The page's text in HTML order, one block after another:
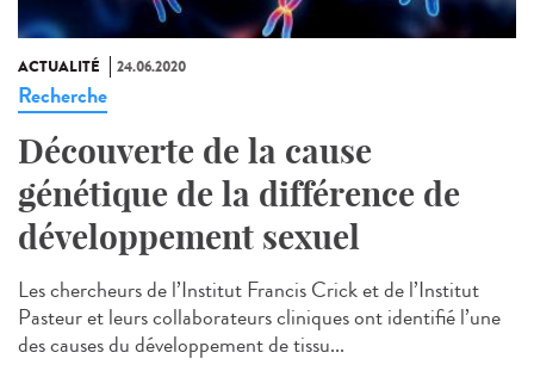
ACTUALITÉ 24.06.2020
Recherche
Découverte de la cause
génétique de la différence de
développement sexuel
Les chercheurs de l’Institut Francis Crick et de l’Institut
Pasteur et leurs collaborateurs cliniques ont identifié l’une
des causes du développement de tissu...